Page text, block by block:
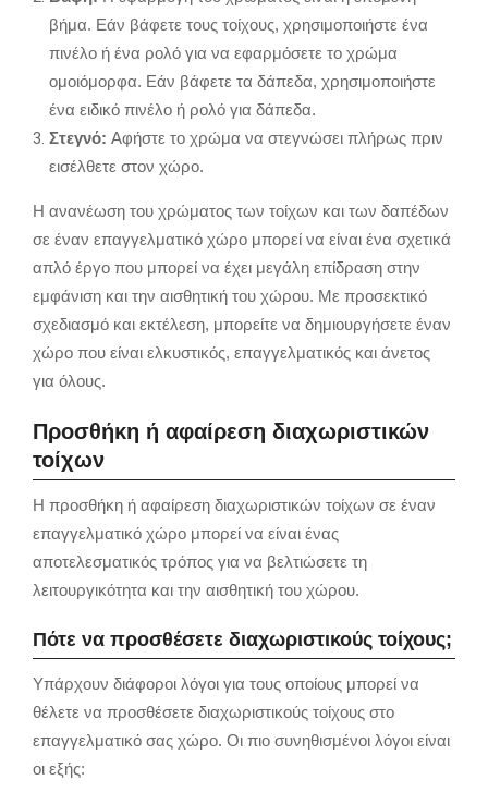
βήμα. Εάν βάφετε τους τοίχους, χρησιμοποιήστε ένα
πινέλο ή ένα ρολό για να εφαρμόσετε το χρώμα
ομοιόμορφα. Εάν βάφετε τα δάπεδα, χρησιμοποιήστε
ένα ειδικό πινέλο ή ρολό για δάπεδα.
Στεγνό: Αφήστε το χρώμα να στεγνώσει πλήρως πριν
εισέλθετε στον χώρο.
Η ανανέωση του χρώματος των τοίχων και των δαπέδων
σε έναν επαγγελματικό χώρο μπορεί να είναι ένα σχετικά
απλό έργο που μπορεί να έχει μεγάλη επίδραση στην
εμφάνιση και την αισθητική του χώρου. Με προσεκτικό
σχεδιασμό και εκτέλεση, μπορείτε να δημιουργήσετε έναν
χώρο που είναι ελκυστικός, επαγγελματικός και άνετος
για όλους.
Προσθήκη ή αφαίρεση διαχωριστικών
τοίχων
Η προσθήκη ή αφαίρεση διαχωριστικών τοίχων σε έναν
επαγγελματικό χώρο μπορεί να είναι ένας
αποτελεσματικός τρόπος για να βελτιώσετε τη
λειτουργικότητα και την αισθητική του χώρου.
Πότε να προσθέσετε διαχωριστικούς τοίχους;
Υπάρχουν διάφοροι λόγοι για τους οποίους μπορεί να
θέλετε να προσθέσετε διαχωριστικούς τοίχους στο
επαγγελματικό σας χώρο. Οι πιο συνηθισμένοι λόγοι είναι
οι εξής: